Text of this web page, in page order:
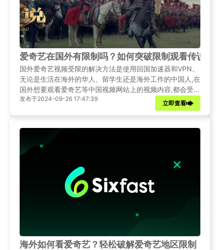
爱奇艺在国外有限制吗？如何突破限制观看传说
国外爱奇艺视频受限的解决方法是使用回国加速器和VPN。
无论是生活在海外的华人、留学生还是海外工作的中国人,在
国外想要观看爱奇艺等中国视频网站上的视频内容,都会受到
各种访问限制。但是通过使用回国加速器和VPN,您就可以
轻松突破这些限制,随时随地观看爱奇艺以及其他中国视频网
发布于2024-09-26 17:47:39
立即查看
海外如何看爱奇艺？轻松破解爱奇艺地区限制